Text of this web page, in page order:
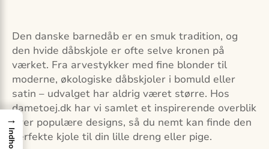
Den danske barnedåb er en smuk tradition, og
den hvide dåbskjole er ofte selve kronen på
værket. Fra arvestykker med fine blonder til
moderne, økologiske dåbskjoler i bomuld eller
satin – udvalget har aldrig været større. Hos
dametoej.dk har vi samlet et inspirerende overblik
over populære designs, så du nemt kan finde den
perfekte kjole til din lille dreng eller pige.
→
Indhold